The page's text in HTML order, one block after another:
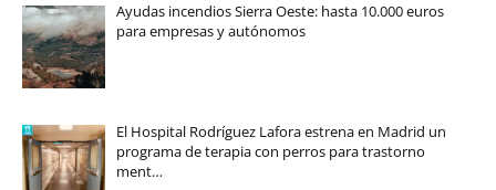
Ayudas incendios Sierra Oeste: hasta 10.000 euros
para empresas y autónomos
El Hospital Rodríguez Lafora estrena en Madrid un
programa de terapia con perros para trastorno
ment…